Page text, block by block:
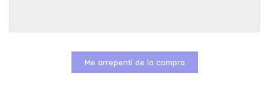
Me arrepentí de la compra